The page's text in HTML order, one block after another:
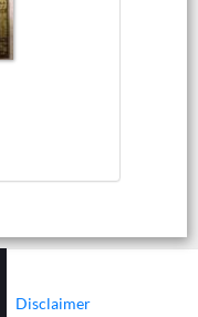
Disclaimer